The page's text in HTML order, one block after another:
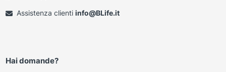
Assistenza clienti info@BLife.it
Hai domande?